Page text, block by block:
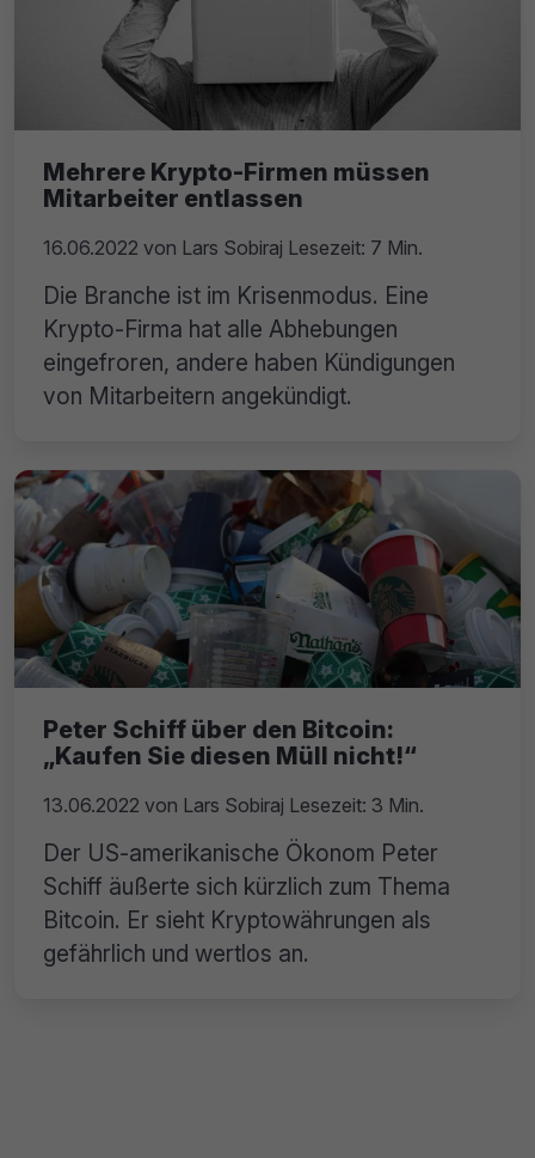
Mehrere Krypto-Firmen müssen
Mitarbeiter entlassen
16.06.2022 von Lars Sobiraj Lesezeit: 7 Min.
Die Branche ist im Krisenmodus. Eine
Krypto-Firma hat alle Abhebungen
eingefroren, andere haben Kündigungen
von Mitarbeitern angekündigt.
Peter Schiff über den Bitcoin:
„Kaufen Sie diesen Müll nicht!“
13.06.2022 von Lars Sobiraj Lesezeit: 3 Min.
Der US-amerikanische Ökonom Peter
Schiff äußerte sich kürzlich zum Thema
Bitcoin. Er sieht Kryptowährungen als
gefährlich und wertlos an.